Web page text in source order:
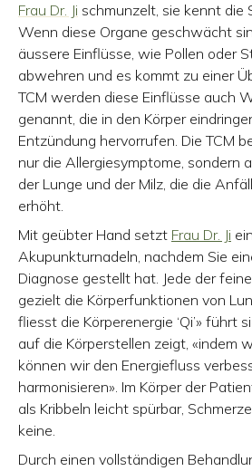
Frau Dr. Ji schmunzelt, sie kennt die
Wenn diese Organe geschwächt
äussere Einflüsse, wie Pollen oder
abwehren und es kommt zu einer
TCM werden diese Einflüsse auch
genannt, die in den Körper
Entzündung hervorrufen. Die TCM
nur die Allergiesymptome, sondern
der Lunge und der Milz, die die
erhöht.
Mit geübter Hand setzt Frau Dr. Ji
Akupunkturnadeln, nachdem Sie
Diagnose gestellt hat. Jede der
gezielt die Körperfunktionen von
fliesst die Körperenergie ‘Qi’» führt
auf die Körperstellen zeigt, «indem
können wir den Energiefluss
harmonisieren». Im Körper der
als Kribbeln leicht spürbar,
keine.
Durch einen vollständigen